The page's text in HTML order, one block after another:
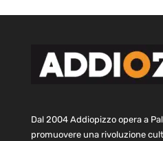
Dal 2004 Addiopizzo opera a
promuovere una rivoluzione